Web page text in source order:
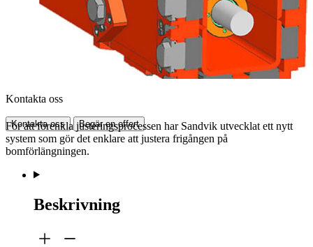
Kontakta oss
Kontakta oss Begär en offert
För att förenkla justeringsprocessen har Sandvik utvecklat ett nytt
system som gör det enklare att justera frigången på
bomförlängningen.
Beskrivning